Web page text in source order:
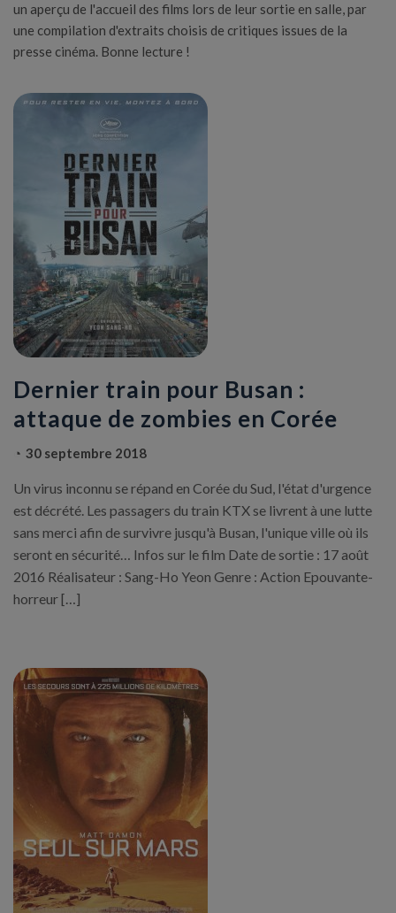
un aperçu de l'accueil des films lors de leur sortie en salle, par
une compilation d'extraits choisis de critiques issues de la
presse cinéma. Bonne lecture !
Dernier train pour Busan :
attaque de zombies en Corée
30 septembre 2018
Un virus inconnu se répand en Corée du Sud, l'état d'urgence
est décrété. Les passagers du train KTX se livrent à une lutte
sans merci afin de survivre jusqu'à Busan, l'unique ville où ils
seront en sécurité… Infos sur le film Date de sortie : 17 août
2016 Réalisateur : Sang-Ho Yeon Genre : Action Epouvante-
horreur […]